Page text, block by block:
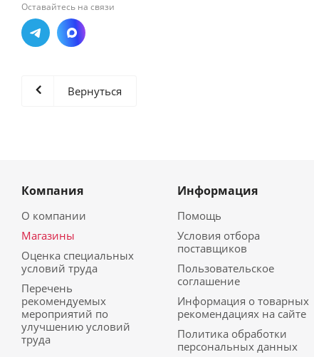
Оставайтесь на связи
Вернуться
Компания
О компании
Магазины
Оценка специальных
условий труда
Перечень
рекомендуемых
мероприятий по
улучшению условий
труда
Информация
Помощь
Условия отбора
поставщиков
Пользовательское
соглашение
Информация о товарных
рекомендациях на сайте
Политика обработки
персональных данных